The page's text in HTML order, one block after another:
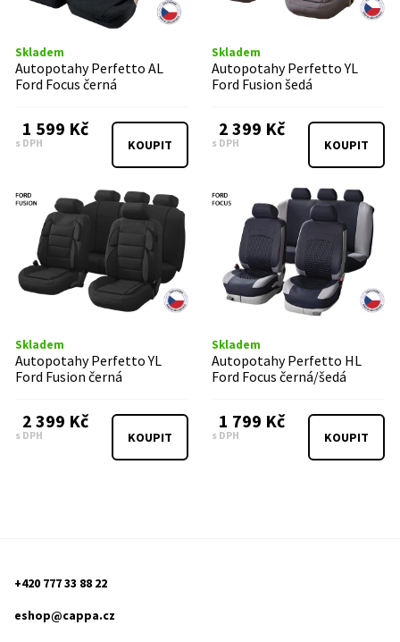
Skladem
Autopotahy Perfetto AL
Ford Focus černá
1 599 Kč
s DPH KOUPIT
Skladem
Autopotahy Perfetto YL
Ford Fusion šedá
2 399 Kč
s DPH KOUPIT
Skladem
Autopotahy Perfetto YL
Ford Fusion černá
2 399 Kč
s DPH KOUPIT
Skladem
Autopotahy Perfetto HL
Ford Focus černá/šedá
1 799 Kč
s DPH KOUPIT
+420 777 33 88 22
eshop@cappa.cz